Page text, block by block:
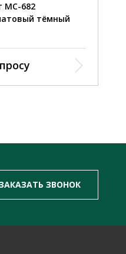
MC-682
тёмный
ЗВОНОК